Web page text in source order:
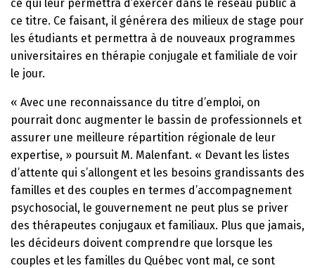
ce qui leur permettra d’exercer dans le réseau public à
ce titre. Ce faisant, il générera des milieux de stage pour
les étudiants et permettra à de nouveaux programmes
universitaires en thérapie conjugale et familiale de voir
le jour.
« Avec une reconnaissance du titre d’emploi, on
pourrait donc augmenter le bassin de professionnels et
assurer une meilleure répartition régionale de leur
expertise, » poursuit M. Malenfant. « Devant les listes
d’attente qui s’allongent et les besoins grandissants des
familles et des couples en termes d’accompagnement
psychosocial, le gouvernement ne peut plus se priver
des thérapeutes conjugaux et familiaux. Plus que jamais,
les décideurs doivent comprendre que lorsque les
couples et les familles du Québec vont mal, ce sont